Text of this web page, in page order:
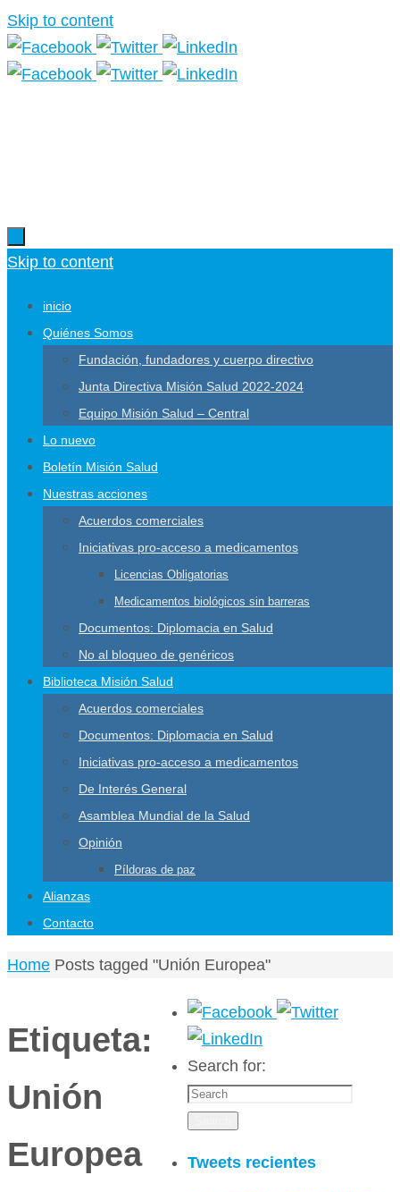
Skip to content
Skip to content
inicio
Quiénes Somos
Fundación, fundadores y cuerpo directivo
Junta Directiva Misión Salud 2022-2024
Equipo Misión Salud – Central
Lo nuevo
Boletín Misión Salud
Nuestras acciones
Acuerdos comerciales
Iniciativas pro-acceso a medicamentos
Licencias Obligatorias
Medicamentos biológicos sin barreras
Documentos: Diplomacia en Salud
No al bloqueo de genéricos
Biblioteca Misión Salud
Acuerdos comerciales
Documentos: Diplomacia en Salud
Iniciativas pro-acceso a medicamentos
De Interés General
Asamblea Mundial de la Salud
Opinión
Píldoras de paz
Alianzas
Contacto
Home Posts tagged "Unión Europea"
Etiqueta:
Unión
Europea
Search for:
Tweets recientes
Más información.